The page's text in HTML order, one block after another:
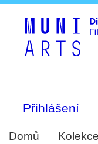
Přihlášení
Domů Kolekce